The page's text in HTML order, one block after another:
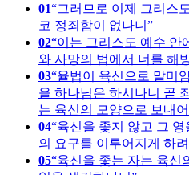
01
그러므로 이제 그리스
코 정죄함이 없나니
02 이는 그리스도 예수 안
와 사망의 법에서 너를 해
03 율법이 육신으로 말미
을 하나님은 하시나니 곧
는 육신의 모양으로 보내
04 육신을 좇지 않고 그
의 요구를 이루어지게 하
05 육신을 좇는 자는 육신